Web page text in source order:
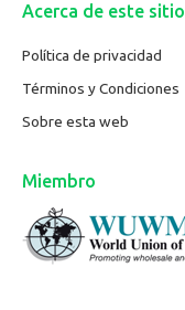
Acerca de este sitio
Política de privacidad
Términos y Condiciones
Sobre esta web
Miembro